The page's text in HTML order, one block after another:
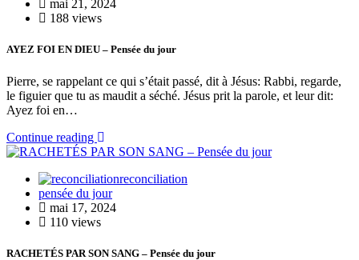
mai 21, 2024
188 views
AYEZ FOI EN DIEU – Pensée du jour
Pierre, se rappelant ce qui s’était passé, dit à Jésus: Rabbi, regarde,
le figuier que tu as maudit a séché. Jésus prit la parole, et leur dit:
Ayez foi en…
Continue reading
reconciliation
pensée du jour
mai 17, 2024
110 views
RACHETÉS PAR SON SANG – Pensée du jour